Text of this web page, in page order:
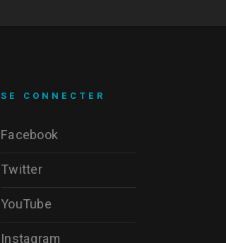
SE CONNECTER
Facebook
Twitter
YouTube
Instagram